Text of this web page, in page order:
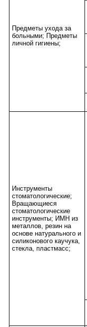
Предметы ухода за
больными; Предметы
личной гигиены;
Инструменты
стоматологические;
Вращающиеся
стоматологические
инструменты; ИМН из
металлов, резин на
основе натурального и
силиконового каучука,
стекла, пластмасс;